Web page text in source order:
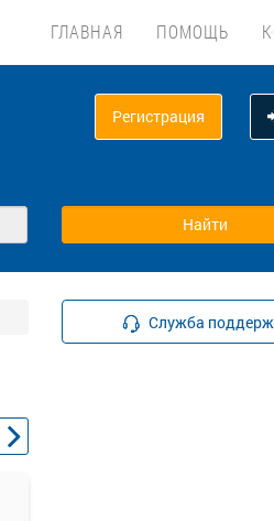
ГЛАВНАЯ ПОМОЩЬ
Регистрация
Служба